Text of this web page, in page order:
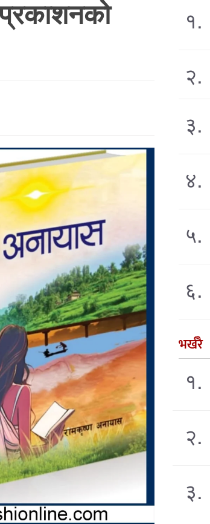
१.
२.
३.
४.
५.
६.
भर्खरै
१.
२.
३.